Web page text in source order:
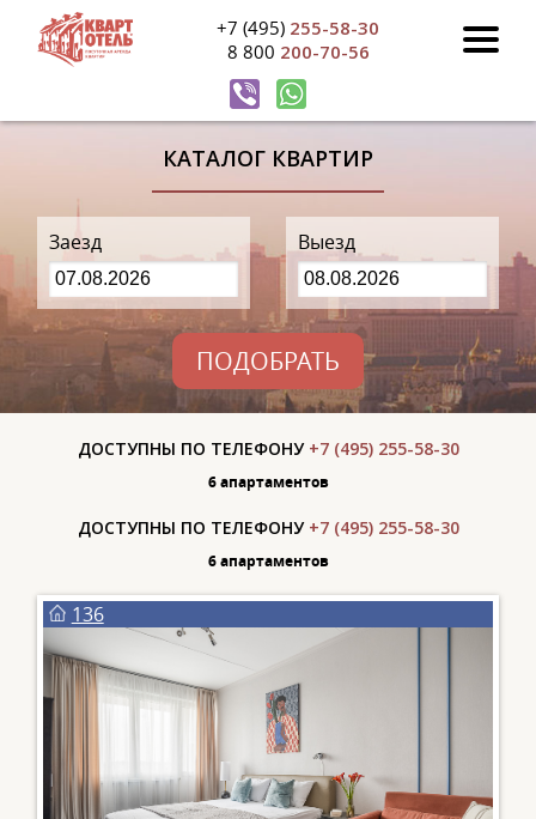
+7 (495) 255-58-30
8 800 200-70-56
КАТАЛОГ КВАРТИР
Заезд Выезд
ПОДОБРАТЬ
ДОСТУПНЫ ПО ТЕЛЕФОНУ +7 (495) 255-58-30
6 апартаментов
ДОСТУПНЫ ПО ТЕЛЕФОНУ +7 (495) 255-58-30
6 апартаментов
136